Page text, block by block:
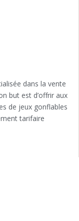
dans la vente
but est d’offrir aux
de jeux gonflables
tarifaire